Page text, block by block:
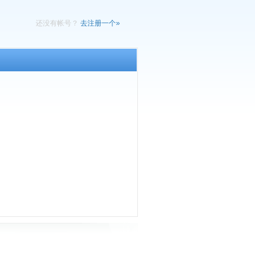
还没有帐号？ 去注册一个»